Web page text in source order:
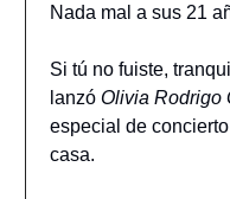
Nada mal a sus 21
Si tú no fuiste,
lanzó Olivia Rodrigo
especial de
casa.